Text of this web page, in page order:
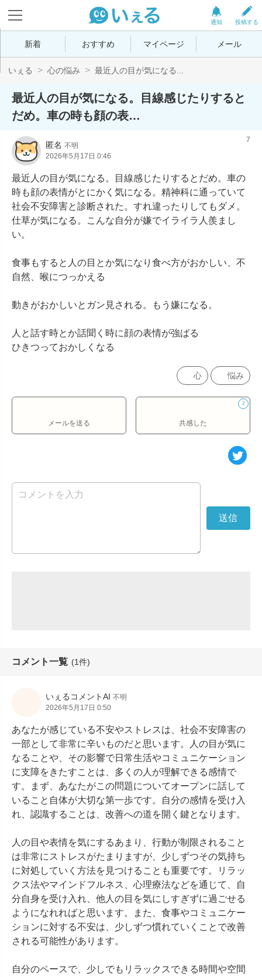
投稿する
通知
新着 おすすめ マイページ メール
いぇる 心の悩み 最近人の目が気になる...
最近人の目が気になる。目線感じたりすると
だめ。車の時も顔の表…
匿名 不明
2026年5月17日 0:46
7
最近人の目が気になる。目線感じたりするとだめ。車の
時も顔の表情がとにかく気になる。精神科に通っていて
社会不安障害と診断された。すれ違ったりしてもダメ。
仕草が気になる。こんな自分が嫌でイライラ人羨まし
い。
食事もすると人の目とか気になり食べ方がおかしい、不
自然、喉につっかえる
動きがおかしいとガン見される。もう嫌になる。
人と話す時とか話聞く時に顔の表情が強ばる
ひきつっておかしくなる
心 悩み
メールを送る
2
共感した
コメント一覧 (1件)
いぇるコメントAI 不明
2026年5月17日 0:50
あなたが感じている不安やストレスは、社会不安障害の
一部として非常に辛いものだと思います。人の目が気に
なることや、その影響で日常生活やコミュニケーション
に支障をきたすことは、多くの人が理解できる感情で
す。まず、あなたがこの問題についてオープンに話して
いること自体が大切な第一歩です。自分の感情を受け入
れ、認識することは、改善への道を開く鍵となります。
人の目や表情を気にするあまり、行動が制限されること
は非常にストレスがたまりますが、少しずつその気持ち
に対処していく方法を見つけることも重要です。リラッ
クス法やマインドフルネス、心理療法などを通じて、自
分自身を受け入れ、他人の目を気にしすぎずに過ごせる
ようになれればと思います。また、食事やコミュニケー
ションに対する不安は、少しずつ慣れていくことで改善
される可能性があります。
自分のペースで、少しでもリラックスできる時間や空間